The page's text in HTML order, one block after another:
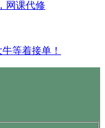
网课代修
等着接单！